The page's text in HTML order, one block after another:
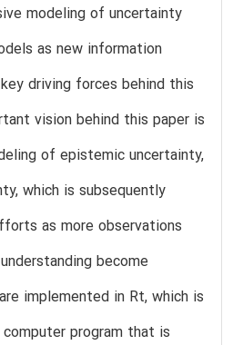
modeling of uncertainty
as new information
driving forces behind this
vision behind this paper is
of epistemic uncertainty,
which is subsequently
as more observations
become
implemented in Rt, which is
program that is